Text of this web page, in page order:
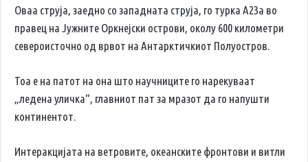
Оваа струја, заедно со западната струја, го турка А23а во
правец на Јужните Оркнејски острови, околу 600 километри
североисточно од врвот на Антарктичкиот Полуостров.
Тоа е на патот на она што научниците го нарекуваат
„ледена уличка“, главниот пат за мразот да го напушти
континентот.
Интеракцијата на ветровите, океанските фронтови и витли